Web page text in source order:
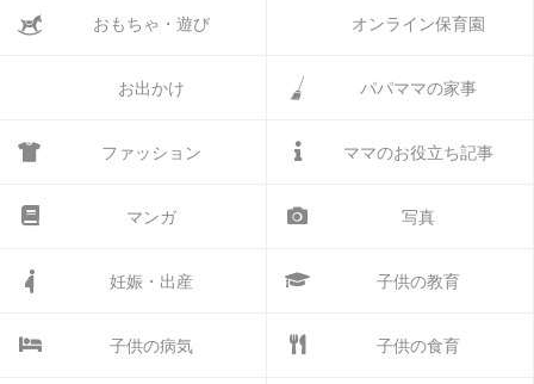
おもちゃ・遊び オンライン保育園
お出かけ パパママの家事
ファッション ママのお役立ち記事
マンガ 写真
妊娠・出産 子供の教育
子供の病気 子供の食育